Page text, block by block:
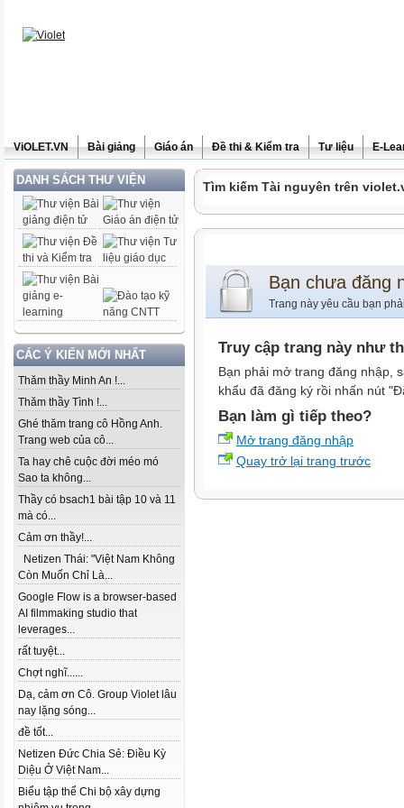
ViOLET.VN Bài giảng Giáo án Đề thi & Kiểm tra Tư liệu E-
DANH SÁCH THƯ VIỆN
CÁC Ý KIẾN MỚI NHẤT
Thăm thầy Minh An !...
Thăm thầy Tình !...
Ghé thăm trang cô Hồng Anh.
Trang web của cô...
Ta hay chê cuộc đời méo mó
Sao ta không...
Thầy có bsach1 bài tập 10 và 11
mà có...
Cảm ơn thầy!...
Netizen Thái: "Việt Nam Không
Còn Muốn Chỉ Là...
Google Flow is a browser-based
AI filmmaking studio that
leverages...
rất tuyệt...
Chợt nghĩ......
Dạ, cảm ơn Cô. Group Violet lâu
nay lặng sóng...
đề tốt...
Netizen Đức Chia Sẻ: Điều Kỳ
Diệu Ở Việt Nam...
Biểu tập thể Chi bộ xây dựng
Tìm kiếm Tài nguyên trên
Bạn chưa đăng
Trang này yêu cầu bạn
Truy cập trang này như
Bạn phải mở trang đăng nhập,
khẩu đã đăng ký rồi nhấn nút
Bạn làm gì tiếp theo?
Mở trang đăng nhập
Quay trở lại trang trước